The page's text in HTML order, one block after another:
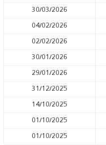
30/03/2026
04/02/2026
02/02/2026
30/01/2026
29/01/2026
31/12/2025
14/10/2025
01/10/2025
01/10/2025